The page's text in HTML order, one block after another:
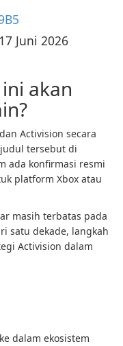
Juni 2026
akan
Activision secara
tersebut di
ada konfirmasi resmi
platform Xbox atau
masih terbatas pada
satu dekade, langkah
Activision dalam
dalam ekosistem